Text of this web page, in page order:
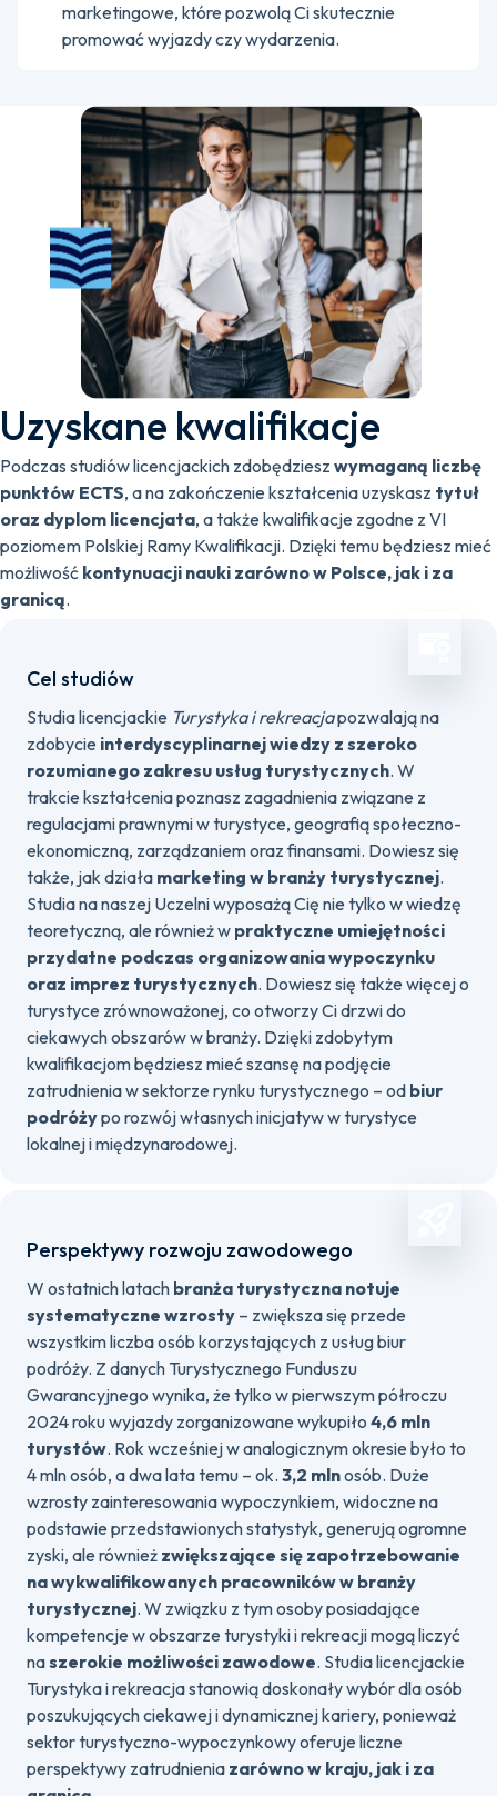
marketingowe, które pozwolą Ci skutecznie
promować wyjazdy czy wydarzenia.
Uzyskane kwalifikacje
Podczas studiów licencjackich zdobędziesz wymaganą liczbę
punktów ECTS, a na zakończenie kształcenia uzyskasz tytuł
oraz dyplom licencjata, a także kwalifikacje zgodne z VI
poziomem Polskiej Ramy Kwalifikacji. Dzięki temu będziesz mieć
możliwość kontynuacji nauki zarówno w Polsce, jak i za
granicą.
Cel studiów
Studia licencjackie Turystyka i rekreacjapozwalają na
zdobycie interdyscyplinarnej wiedzy z szeroko
rozumianego zakresu usług turystycznych. W
trakcie kształcenia poznasz zagadnienia związane z
regulacjami prawnymi w turystyce, geografią społeczno-
ekonomiczną, zarządzaniem oraz finansami. Dowiesz się
także, jak działa marketing w branży turystycznej.
Studia na naszej Uczelni wyposażą Cię nie tylko w wiedzę
teoretyczną, ale również w praktyczne umiejętności
przydatne podczas organizowania wypoczynku
oraz imprez turystycznych. Dowiesz się także więcej o
turystyce zrównoważonej, co otworzy Ci drzwi do
ciekawych obszarów w branży. Dzięki zdobytym
kwalifikacjom będziesz mieć szansę na podjęcie
zatrudnienia w sektorze rynku turystycznego – od biur
podróżypo rozwój własnych inicjatyw w turystyce
lokalnej i międzynarodowej.
Perspektywy rozwoju zawodowego
W ostatnich latach branża turystyczna notuje
systematyczne wzrosty – zwiększa się przede
wszystkim liczba osób korzystających z usług biur
podróży. Z danych Turystycznego Funduszu
Gwarancyjnego wynika, że tylko w pierwszym półroczu
2024 roku wyjazdy zorganizowane wykupiło 4,6 mln
turystów. Rok wcześniej w analogicznym okresie było to
4 mln osób, a dwa lata temu – ok. 3,2 mlnosób. Duże
wzrosty zainteresowania wypoczynkiem, widoczne na
podstawie przedstawionych statystyk, generują ogromne
zyski, ale również zwiększające się zapotrzebowanie
na wykwalifikowanych pracowników w branży
turystycznej. W związku z tym osoby posiadające
kompetencje w obszarze turystyki i rekreacji mogą liczyć
naszerokie możliwości zawodowe. Studia licencjackie
Turystyka i rekreacja stanowią doskonały wybór dla osób
poszukujących ciekawej i dynamicznej kariery, ponieważ
sektor turystyczno-wypoczynkowy oferuje liczne
perspektywy zatrudnienia zarówno w kraju, jak i za